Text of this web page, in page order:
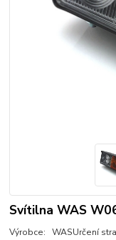
Svítilna WAS
Výrobce: WASUrčení